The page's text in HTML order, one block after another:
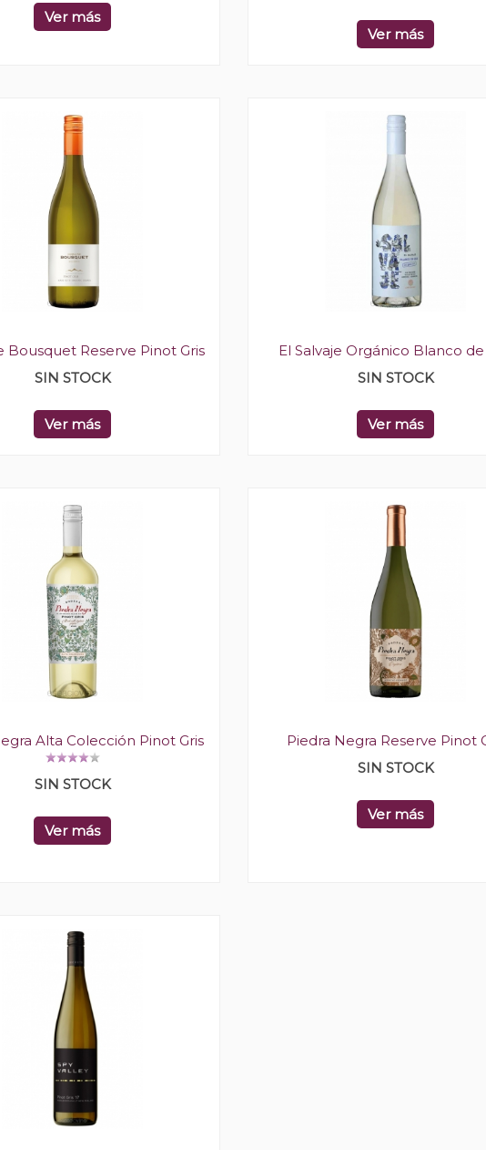
Ver más
Ver más
Bousquet Reserve Pinot Gris
SIN STOCK
Ver más
El Salvaje Orgánico Blanco de
SIN STOCK
Ver más
Alta Colección Pinot Gris
SIN STOCK
Ver más
Piedra Negra Reserve Pinot
SIN STOCK
Ver más